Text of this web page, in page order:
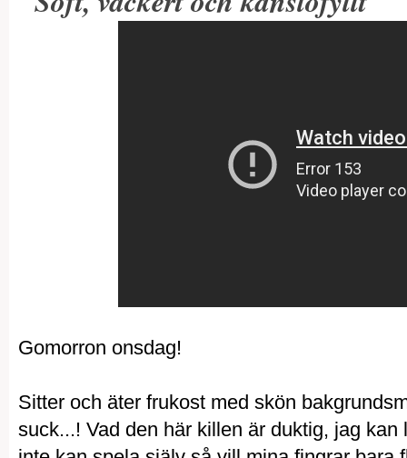
Gomorron onsdag!
Sitter och äter frukost med skön
suck...! Vad den här killen är duktig, jag